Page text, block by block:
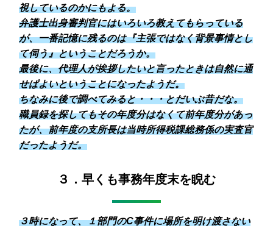
視しているのかにもよる。
弁護士出身審判官にはいろいろ教えてもらっている
が、一番記憶に残るのは『主張ではなく背景事情とし
て伺う』ということだろうか。
最後に、代理人が挨拶したいと言ったときは自然に通
せぱよいということになったようだ。
ちなみに後で調べてみると・・・とだいぶ昔だな。
職員録を探してもその年度分はなくて前年度分があっ
たが、前年度の支所長は当時所得税課総務係の実査官
だったようだ。
３．早くも事務年度末を睨む
３時になって、１部門のC事件に場所を明け渡さない